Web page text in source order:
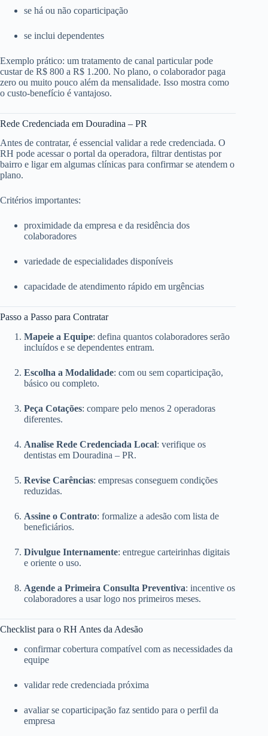
se há ou não coparticipação
se inclui dependentes
Exemplo prático: um tratamento de canal particular pode
custar de R$ 800 a R$ 1.200. No plano, o colaborador paga
zero ou muito pouco além da mensalidade. Isso mostra como
o custo-benefício é vantajoso.
Rede Credenciada em Douradina – PR
Antes de contratar, é essencial validar a rede credenciada. O
RH pode acessar o portal da operadora, filtrar dentistas por
bairro e ligar em algumas clínicas para confirmar se atendem o
plano.
Critérios importantes:
proximidade da empresa e da residência dos
colaboradores
variedade de especialidades disponíveis
capacidade de atendimento rápido em urgências
Passo a Passo para Contratar
Mapeie a Equipe: defina quantos colaboradores serão
incluídos e se dependentes entram.
Escolha a Modalidade: com ou sem coparticipação,
básico ou completo.
Peça Cotações: compare pelo menos 2 operadoras
diferentes.
Analise Rede Credenciada Local: verifique os
dentistas em Douradina – PR.
Revise Carências: empresas conseguem condições
reduzidas.
Assine o Contrato: formalize a adesão com lista de
beneficiários.
Divulgue Internamente: entregue carteirinhas digitais
e oriente o uso.
Agende a Primeira Consulta Preventiva: incentive os
colaboradores a usar logo nos primeiros meses.
Checklist para o RH Antes da Adesão
confirmar cobertura compatível com as necessidades da
equipe
validar rede credenciada próxima
avaliar se coparticipação faz sentido para o perfil da
empresa